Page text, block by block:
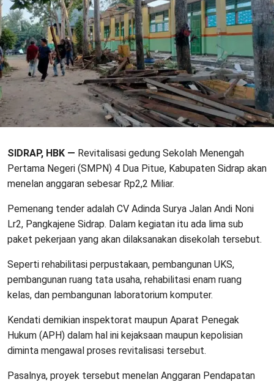
SIDRAP, HBK — Revitalisasi gedung Sekolah Menengah
Pertama Negeri (SMPN) 4 Dua Pitue, Kabupaten Sidrap akan
menelan anggaran sebesar Rp2,2 Miliar.
Pemenang tender adalah CV Adinda Surya Jalan Andi Noni
Lr2, Pangkajene Sidrap. Dalam kegiatan itu ada lima sub
paket pekerjaan yang akan dilaksanakan disekolah tersebut.
Seperti rehabilitasi perpustakaan, pembangunan UKS,
pembangunan ruang tata usaha, rehabilitasi enam ruang
kelas, dan pembangunan laboratorium komputer.
Kendati demikian inspektorat maupun Aparat Penegak
Hukum (APH) dalam hal ini kejaksaan maupun kepolisian
diminta mengawal proses revitalisasi tersebut.
Pasalnya, proyek tersebut menelan Anggaran Pendapatan